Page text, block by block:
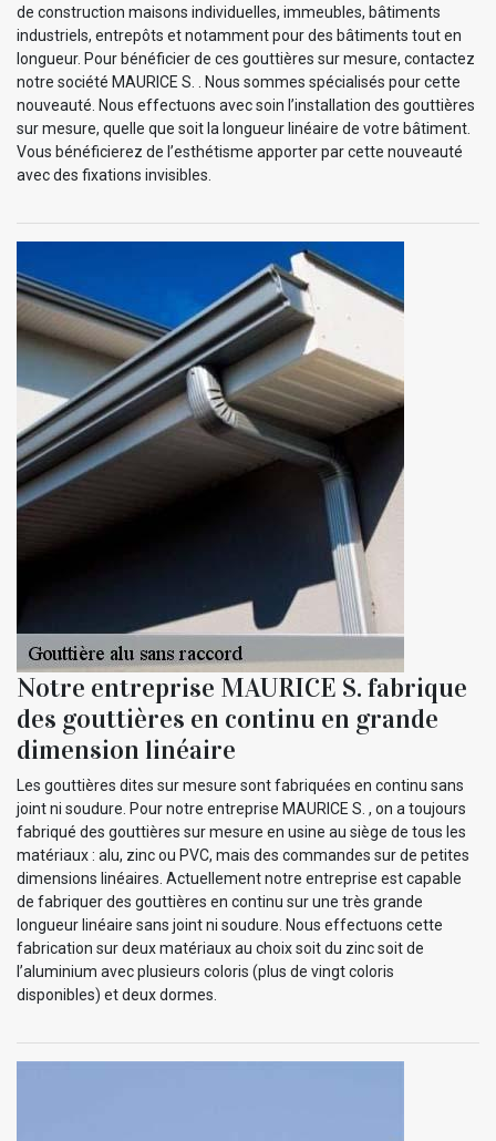
de construction maisons individuelles, immeubles, bâtiments
industriels, entrepôts et notamment pour des bâtiments tout en
longueur. Pour bénéficier de ces gouttières sur mesure, contactez
notre société MAURICE S. . Nous sommes spécialisés pour cette
nouveauté. Nous effectuons avec soin l’installation des gouttières
sur mesure, quelle que soit la longueur linéaire de votre bâtiment.
Vous bénéficierez de l’esthétisme apporter par cette nouveauté
avec des fixations invisibles.
Notre entreprise MAURICE S. fabrique
des gouttières en continu en grande
dimension linéaire
Les gouttières dites sur mesure sont fabriquées en continu sans
joint ni soudure. Pour notre entreprise MAURICE S. , on a toujours
fabriqué des gouttières sur mesure en usine au siège de tous les
matériaux : alu, zinc ou PVC, mais des commandes sur de petites
dimensions linéaires. Actuellement notre entreprise est capable
de fabriquer des gouttières en continu sur une très grande
longueur linéaire sans joint ni soudure. Nous effectuons cette
fabrication sur deux matériaux au choix soit du zinc soit de
l’aluminium avec plusieurs coloris (plus de vingt coloris
disponibles) et deux dormes.